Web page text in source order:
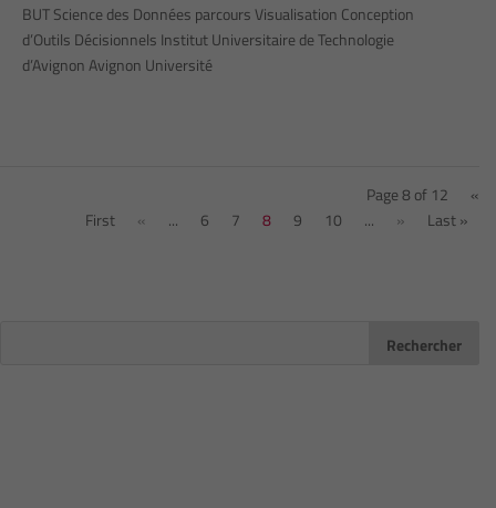
BUT Science des Données parcours Visualisation Conception
d’Outils Décisionnels Institut Universitaire de Technologie
d’Avignon Avignon Université
Page 8 of 12
«
First
« ... 6 7 8 9 10 ... » Last »